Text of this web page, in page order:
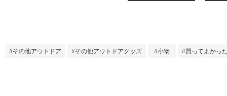
(クリ
その他アウトドア その他アウトドアグッズ 小物 買ってよかっ